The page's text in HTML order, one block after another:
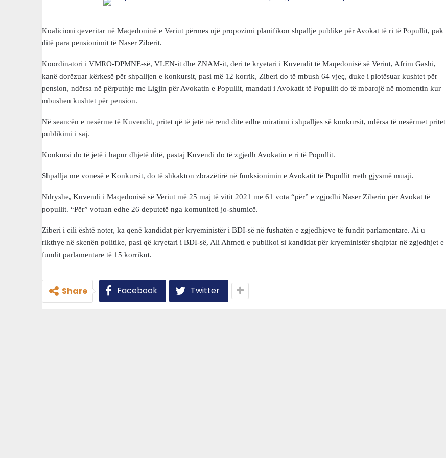
Koalicioni qeveritar në Maqedoninë e Veriut përmes një propozimi planifikon shpallje publike për Avokat të ri të Popullit, pak
ditë para pensionimit të Naser Ziberit.
Koordinatori i VMRO-DPMNE-së, VLEN-it dhe ZNAM-it, deri te kryetari i Kuvendit të Maqedonisë së Veriut, Afrim Gashi,
kanë dorëzuar kërkesë për shpalljen e konkursit, pasi më 12 korrik, Ziberi do të mbush 64 vjeç, duke i plotësuar kushtet për
pension, ndërsa në përputhje me Ligjin për Avokatin e Popullit, mandati i Avokatit të Popullit do të mbarojë në momentin kur
mbushen kushtet për pension.
Në seancën e nesërme të Kuvendit, pritet që të jetë në rend dite edhe miratimi i shpalljes së konkursit, ndërsa të nesërmet pritet
publikimi i saj.
Konkursi do të jetë i hapur dhjetë ditë, pastaj Kuvendi do të zgjedh Avokatin e ri të Popullit.
Shpallja me vonesë e Konkursit, do të shkakton zbrazëtirë në funksionimin e Avokatit të Popullit rreth gjysmë muaji.
Ndryshe, Kuvendi i Maqedonisë së Veriut më 25 maj të vitit 2021 me 61 vota “për” e zgjodhi Naser Ziberin për Avokat të
popullit. “Për” votuan edhe 26 deputetë nga komuniteti jo-shumicë.
Ziberi i cili është noter, ka qenë kandidat për kryeministër i BDI-së në fushatën e zgjedhjeve të fundit parlamentare. Ai u
rikthye në skenën politike, pasi që kryetari i BDI-së, Ali Ahmeti e publikoi si kandidat për kryeministër shqiptar në zgjedhjet e
fundit parlamentare të 15 korrikut.
Share Facebook Twitter